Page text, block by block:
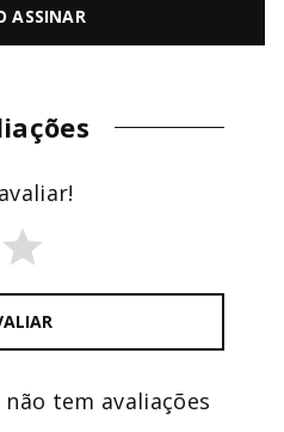
ASSINAR
tem avaliações